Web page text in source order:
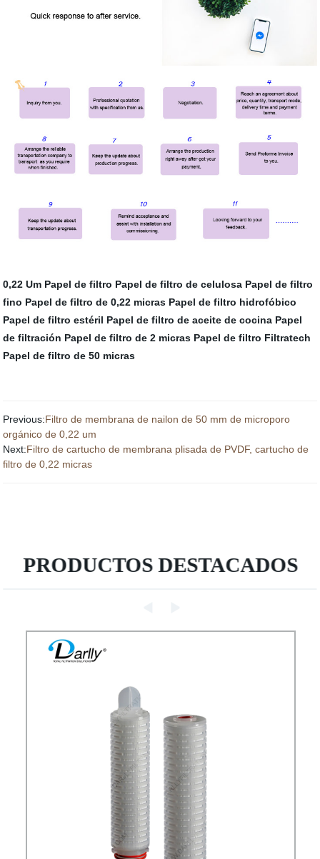
0,22 Um Papel de filtro Papel de filtro de celulosa Papel de filtro
fino Papel de filtro de 0,22 micras Papel de filtro hidrofóbico
Papel de filtro estéril Papel de filtro de aceite de cocina Papel
de filtración Papel de filtro de 2 micras Papel de filtro Filtratech
Papel de filtro de 50 micras
Previous:Filtro de membrana de nailon de 50 mm de microporo
orgánico de 0,22 um
Next:Filtro de cartucho de membrana plisada de PVDF, cartucho de
filtro de 0,22 micras
PRODUCTOS DESTACADOS